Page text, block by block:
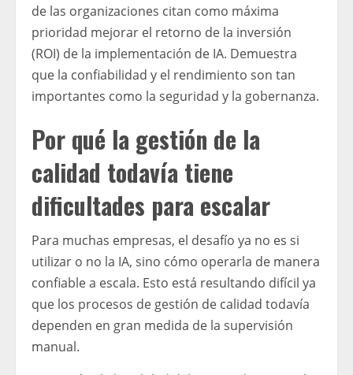
de las organizaciones citan como máxima
prioridad mejorar el retorno de la inversión
(ROI) de la implementación de IA. Demuestra
que la confiabilidad y el rendimiento son tan
importantes como la seguridad y la gobernanza.
Por qué la gestión de la
calidad todavía tiene
dificultades para escalar
Para muchas empresas, el desafío ya no es si
utilizar o no la IA, sino cómo operarla de manera
confiable a escala. Esto está resultando difícil ya
que los procesos de gestión de calidad todavía
dependen en gran medida de la supervisión
manual.